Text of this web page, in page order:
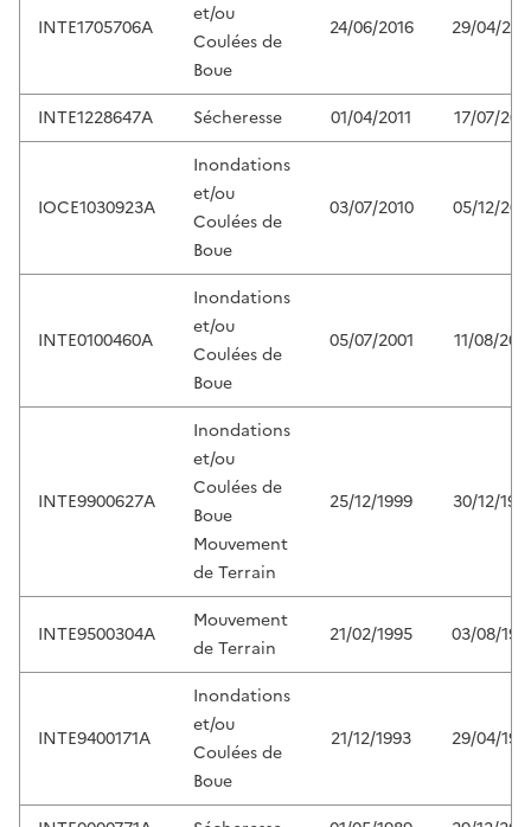
INTE1705706A
et/ou
Coulées de
Boue
24/06/2016 29/04/
INTE1228647A Sécheresse 01/04/2011 17/07/
IOCE1030923A
Inondations
et/ou
Coulées de
Boue
03/07/2010 05/12/
INTE0100460A
Inondations
et/ou
Coulées de
Boue
05/07/2001 11/08/
INTE9900627A
Inondations
et/ou
Coulées de
Boue
Mouvement
de Terrain
25/12/1999 30/12/
INTE9500304A
Mouvement
de Terrain
21/02/1995 03/08/
INTE9400171A
Inondations
et/ou
Coulées de
Boue
21/12/1993 29/04/